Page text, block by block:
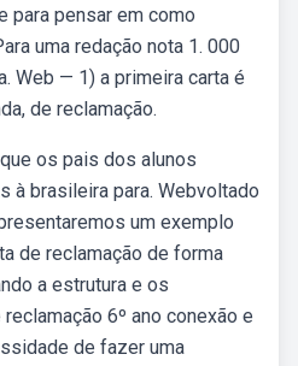
para pensar em como
uma redação nota 1. 000
Web — 1) a primeira carta é
de reclamação.
os pais dos alunos
à brasileira para. Webvoltado
um exemplo
de reclamação de forma
a estrutura e os
6º ano conexão e
de fazer uma